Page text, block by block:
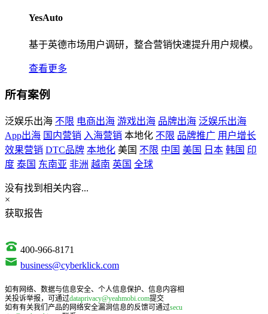
YesAuto
基于英德市场用户调研，整合营销快速提升用户规模。
查看更多
所有案例
泛娱乐出海 不限 电商出海 游戏出海 品牌出海 泛娱乐出海
App出海 国内营销 入海营销 本地化 不限 品牌推广 用户增长
效果营销 DTC品牌 本地化 美国 不限 中国 美国 日本 韩国 印
度 泰国 东南亚 非洲 越南 英国 全球
没有找到相关内容...
×
获取报告
400-966-8171
business@cyberklick.com
如有网络、数据与信息安全、个人信息保护、信息内容相
关投诉举报，可通过dataprivacy@yeahmobi.com提交
如有有关我们产品的网络安全漏洞信息的反馈可通过secu